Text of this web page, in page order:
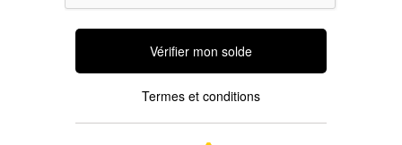
Vérifier mon solde
Termes et conditions